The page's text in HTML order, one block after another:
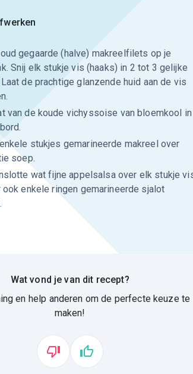
gegaarde (halve) makreelfilets op je
Snij elk stukje vis (haaks) in 2 tot 3 gelijke
de prachtige glanzende huid aan de vis
van de koude vichyssoise van bloemkool in
stukjes gemarineerde makreel over
soep.
wat fijne appelsalsa over elk stukje
ook enkele ringen gemarineerde sjalot
Wat vond je van dit recept?
en help anderen om de perfecte keuze te
maken!